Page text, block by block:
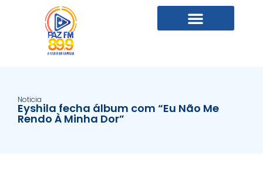
Noticia
Eyshila fecha álbum com “Eu Não Me
Rendo À Minha Dor”